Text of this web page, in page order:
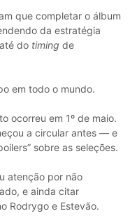
que completar o álbum
da estratégia
do timing de
em todo o mundo.
ocorreu em 1º de maio.
a circular antes — e
sobre as seleções.
atenção por não
e ainda citar
Rodrygo e Estevão.